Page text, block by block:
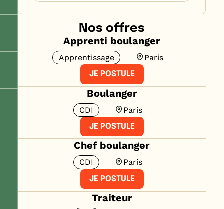
Nos offres
Apprenti boulanger
Apprentissage Paris
JE POSTULE
Boulanger
CDI Paris
JE POSTULE
Chef boulanger
CDI Paris
JE POSTULE
Traiteur